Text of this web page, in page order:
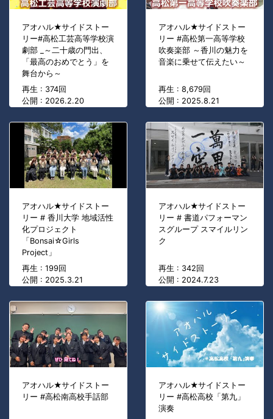
アオハル★サイドストー
リー#高松工芸高等学校演
劇部 _～二十歳の門出、
「最高のおめでとう」を
舞台から～
再生 : 374回
公開 : 2026.2.20
アオハル★サイドストー
リー #高松第一高等学校
吹奏楽部 ～香川の魅力を
音楽に乗せて伝えたい～
再生 : 8,679回
公開 : 2025.8.21
アオハル★サイドストー
リー # 香川大学 地域活性
化プロジェクト
「Bonsai☆Girls
Project」
再生 : 199回
公開 : 2025.3.21
アオハル★サイドストー
リー # 書道パフォーマン
スグループ スマイルリン
ク
再生 : 342回
公開 : 2024.7.23
アオハル★サイドストー
リー #高松南高校手話部
アオハル★サイドストー
リー #高松高校「第九」
演奏